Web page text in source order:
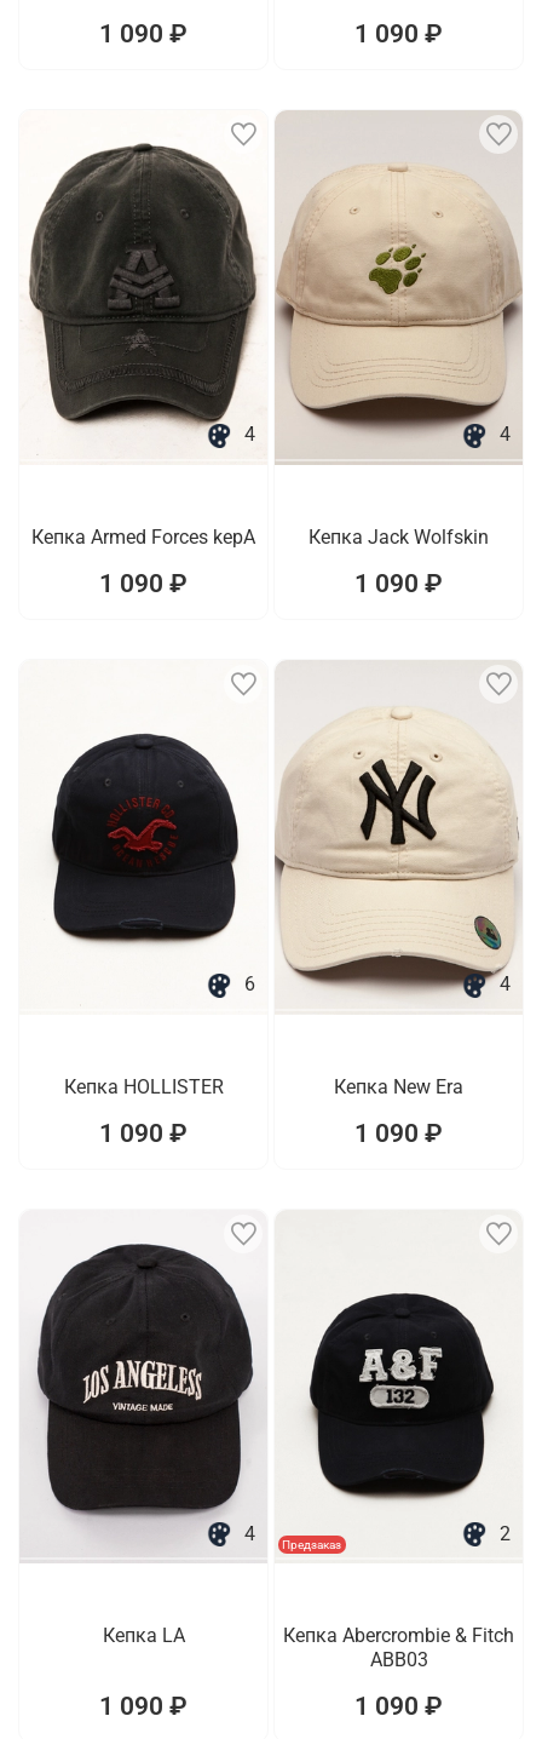
1 090 ₽ 1 090 ₽
4
Кепка Armed Forces kepA
1 090 ₽
4
Кепка Jack Wolfskin
1 090 ₽
6
Кепка HOLLISTER
1 090 ₽
4
Кепка New Era
1 090 ₽
4
Кепка LA
1 090 ₽
Предзаказ 2
Кепка Abercrombie & Fitch
ABB03
1 090 ₽